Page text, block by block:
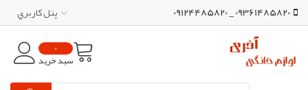
09361485820 _ 09124485820 پنل کاربري
0
سبد خرید